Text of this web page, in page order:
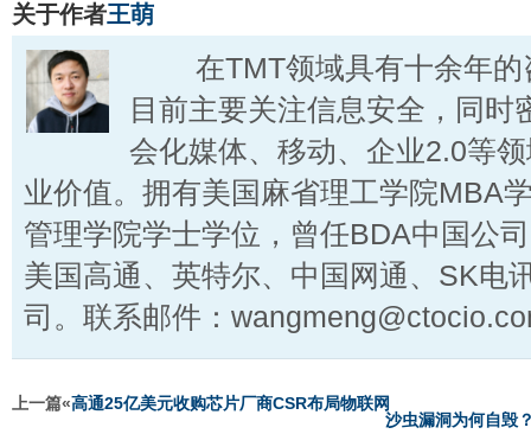
关于作者王萌
在TMT领域具有十余年的
目前主要关注信息安全，同时
会化媒体、移动、企业2.0等
业价值。拥有美国麻省理工学院MBA
管理学院学士学位，曾任BDA中国公
美国高通、英特尔、中国网通、SK电
司。联系邮件：
上一篇«高通25亿美元收购芯片厂商CSR布局物联网
沙虫漏洞为何自毁